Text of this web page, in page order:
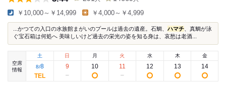
￥10,000～￥14,999 ￥4,000～￥4,999
...かつての入口の水族館まがいのプールは過去の遺産。石鯛、 ハマチ 、真鯛が泳
ぐ宝石箱は何処へ 美味しいけど過去の栄光の姿を知る身は、哀愁は老酒...
空席
情報
土
8/8
日
9
月
10
火
11
水
12
木
13
金
14